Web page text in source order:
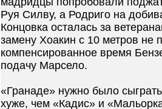
Руя Силву, а Родриго на
Концовка осталась за
замену Хоакин с 10 метров не
компенсированное время
подачу Марсело.
«Гранаде» нужно было
хуже, чем «Кадис» и